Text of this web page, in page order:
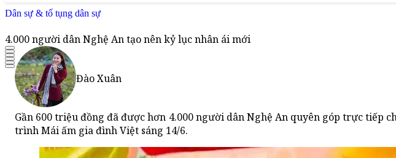
Dân sự & tố tụng dân sự
4.000 người dân Nghệ An tạo nên kỷ lục nhân ái mới
Đào Xuân
Gần 600 triệu đồng đã được hơn 4.000 người dân Nghệ An quyên góp trực tiếp
trình Mái ấm gia đình Việt sáng 14/6.